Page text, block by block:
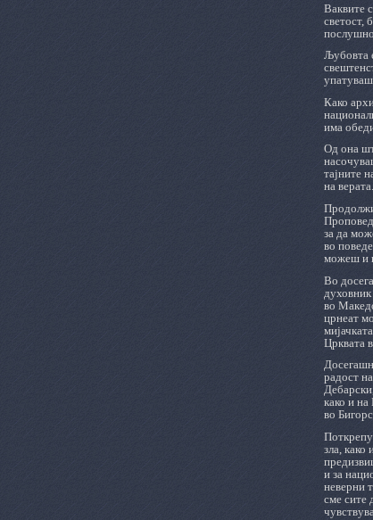
Ваквите
светост,
Љубовта
Како
има
Од она
тајните
на верата.
за да
во
можеш и
Во
во
црнеат
Црквата
радост
како и
во
зла,
и за
неверни
сме сите